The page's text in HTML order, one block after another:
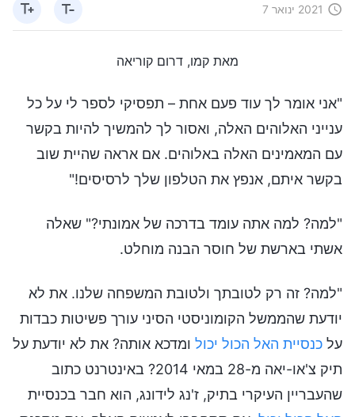
2021 ינואר 7
מאת קמו, דרום קוריאה
"אני אומר לך עוד פעם אחת – תפסיקי לספר לי על כל
ענייני האלוהים האלה, ואסור לך להמשיך להיות בקשר
עם המאמינים האלה באלוהים. אם אראה שהיית שוב
בקשר איתם, אנפץ את הטלפון שלך לרסיסים!"
"למה? למה אתה עומד בדרכה של אמונתי?" שאלה
אשתי בארשת של חוסר הבנה מוחלט.
"למה? זה רק לטובתך ולטובת המשפחה שלנו. את לא
יודעת שהממשל הקומוניסטי הסיני עורך פשיטות כבדות
על כנסיית האל הכול יכול ומדכא אותה? את לא יודעת על
תיק צ'או-יאה מ-28 במאי 2014? באינטרנט כתוב
שהעבריין העיקרי בתיק, ז'נג לידונג, הוא חבר בכנסיית